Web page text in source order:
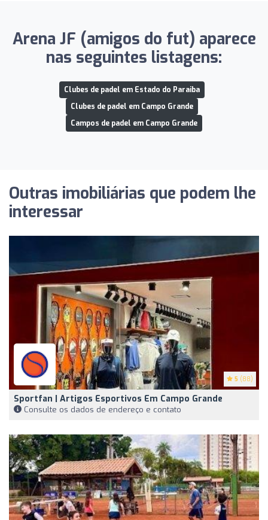
Arena JF (amigos do fut) aparece
nas seguintes listagens:
Clubes de padel em Estado do Paraiba
Clubes de padel em Campo Grande
Campos de padel em Campo Grande
Outras imobiliárias que podem lhe
interessar
5 (88)
Sportfan | Artigos Esportivos Em Campo Grande
Consulte os dados de endereço e contato